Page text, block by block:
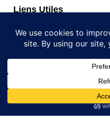
Liens Utiles
ACCESSOIRS BATIMENT
Trappes de visite Sol
contact@couvercleacier.fr